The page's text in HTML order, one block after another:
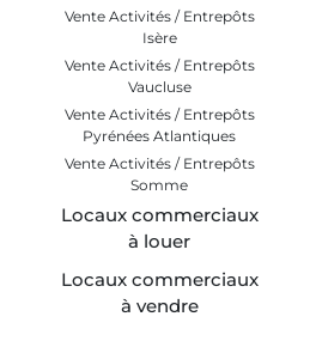
Vente Activités / Entrepôts
Isère
Vente Activités / Entrepôts
Vaucluse
Vente Activités / Entrepôts
Pyrénées Atlantiques
Vente Activités / Entrepôts
Somme
Locaux commerciaux
à louer
Locaux commerciaux
à vendre